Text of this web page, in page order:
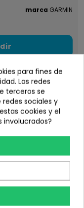
marca GARMIN
para fines de
Las redes
terceros se
sociales y
cookies y el
involucrados?